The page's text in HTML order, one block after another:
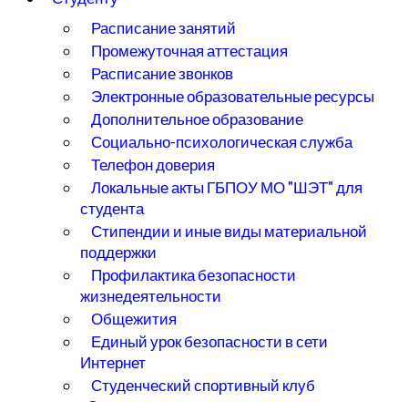
Расписание занятий
Промежуточная аттестация
Расписание звонков
Электронные образовательные ресурсы
Дополнительное образование
Социально-психологическая служба
Телефон доверия
Локальные акты ГБПОУ МО "ШЭТ" для
студента
Стипендии и иные виды материальной
поддержки
Профилактика безопасности
жизнедеятельности
Общежития
Единый урок безопасности в сети
Интернет
Студенческий спортивный клуб